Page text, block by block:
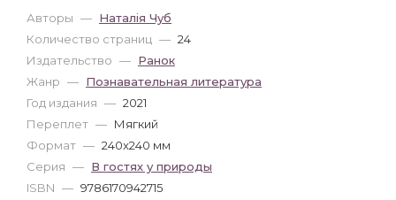
Авторы — Наталія Чуб
Количество страниц — 24
Издательство — Ранок
Жанр — Познавательная литература
Год издания — 2021
Переплет — Мягкий
Формат — 240x240 мм
Серия — В гостях у природы
ISBN — 9786170942715